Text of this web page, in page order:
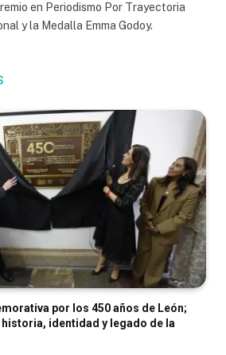
en Periodismo Por Trayectoria
y la Medalla Emma Godoy.
por los 450 años de León;
identidad y legado de la